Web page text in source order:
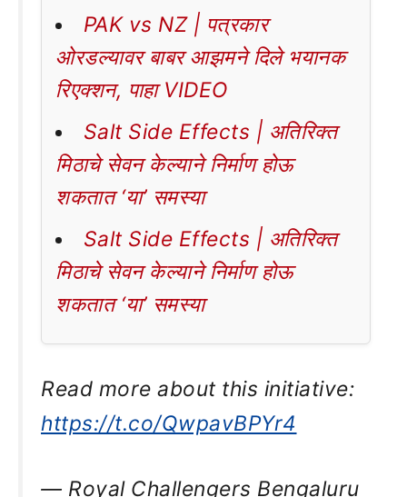
PAK vs NZ | पत्रकार
ओरडल्यावर बाबर आझमने दिले भयानक
रिएक्शन, पाहा VIDEO
Salt Side Effects | अतिरिक्त
मिठाचे सेवन केल्याने निर्माण होऊ
शकतात ‘या’ समस्या
Salt Side Effects | अतिरिक्त
मिठाचे सेवन केल्याने निर्माण होऊ
शकतात ‘या’ समस्या
Read more about this initiative:
https://t.co/QwpavBPYr4
— Royal Challengers Bengaluru